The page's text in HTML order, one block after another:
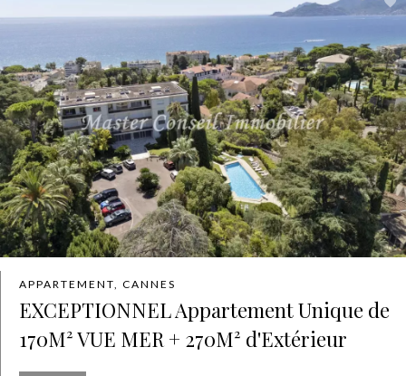
APPARTEMENT, CANNES
EXCEPTIONNEL Appartement Unique de
170M² VUE MER + 270M² d'Extérieur